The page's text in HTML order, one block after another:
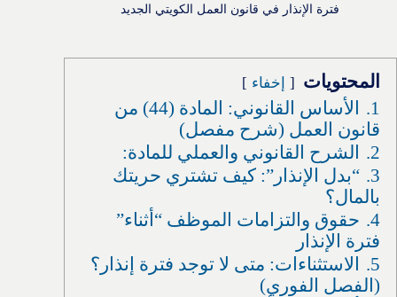
فترة الإنذار في قانون العمل الكويتي الجديد
المحتويات إخفاء
1.
الأساس القانوني: المادة (44) من
قانون العمل (شرح مفصل)
2.
الشرح القانوني والعملي للمادة:
3. “بدل الإنذار”: كيف تشتري حريتك
بالمال؟
4. حقوق والتزامات الموظف “أثناء”
فترة الإنذار
5.
الاستثناءات: متى لا توجد فترة إنذار؟
(الفصل الفوري)